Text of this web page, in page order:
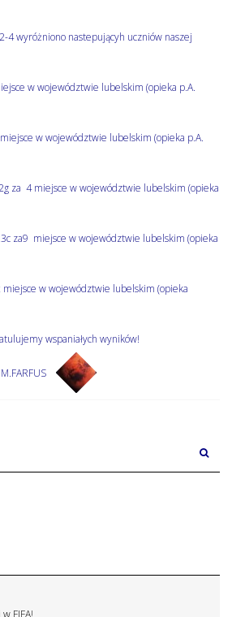
4 wyróżniono nastepującyh uczniów naszej
w województwie lubelskim (opieka p.A.
w województwie lubelskim (opieka p.A.
za 4 miejsce w województwie lubelskim (opieka
za9 miejsce w województwie lubelskim (opieka
w województwie lubelskim (opieka
wspaniałych wyników!
M.FARFUS